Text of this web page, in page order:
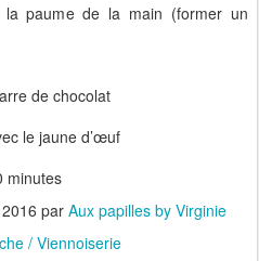
la paume de la main (former un
de chocolat
le jaune d’œuf
minutes
par Aux papilles by Virginie
/ Viennoiserie